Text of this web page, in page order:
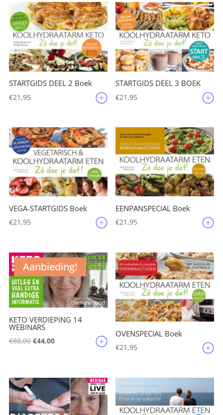
STARTGIDS DEEL 2 Boek
€21,95
STARTGIDS DEEL 3 BOEK
€21,95
VEGA-STARTGIDS Boek
€21,95
EENPANSPECIAL Boek
€21,95
Aanbieding!
KETO VERDIEPING 14
WEBINARS
€88,00 Oorspronkelijke
€88,00.
€44,00Huidige
€44,00.
OVENSPECIAL Boek
€21,95